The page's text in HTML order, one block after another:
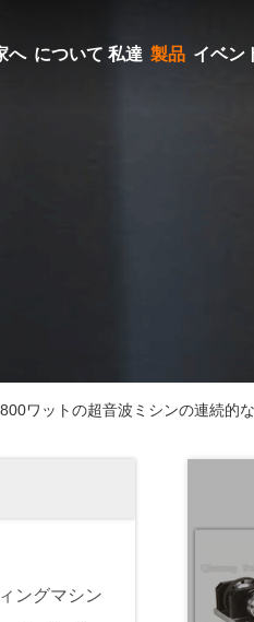
へ について 私達 製品 イベン
ワットの超音波ミシンの連続的
ングマシン